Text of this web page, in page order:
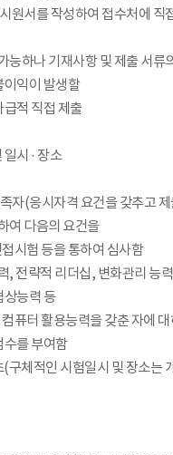
원서를 작성하여 접수처에 직
능하나 기재사항 및 제출 서류
이익이 발생할
급적 직접 제출
시 · 장소
자(응시자격 요건을 갖추고 제
여 다음의 요건을
시험 등을 통하여 심사함
, 전략적 리더십, 변화관리 능
상능력 등
퓨터 활용능력을 갖춘 자에 대
수를 부여함
구체적인 시험일시 및 장소는